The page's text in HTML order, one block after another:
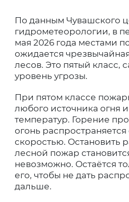
По данным Чувашского
гидрометеорологии, в
мая 2026 года местами
ожидается
лесов. Это пятый класс,
уровень угрозы.
При пятом классе
любого источника огня
температур. Горение
огонь
скоростью. Остановить
лесной пожар
невозможно. Остаётся
его, чтобы не дать
дальше.